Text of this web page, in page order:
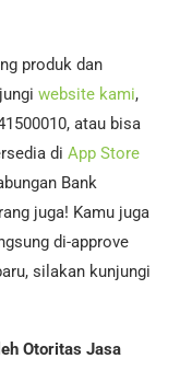
produk dan
website kami,
atau bisa
di App Store
Bank
juga! Kamu juga
di-approve
silakan kunjungi
Otoritas Jasa